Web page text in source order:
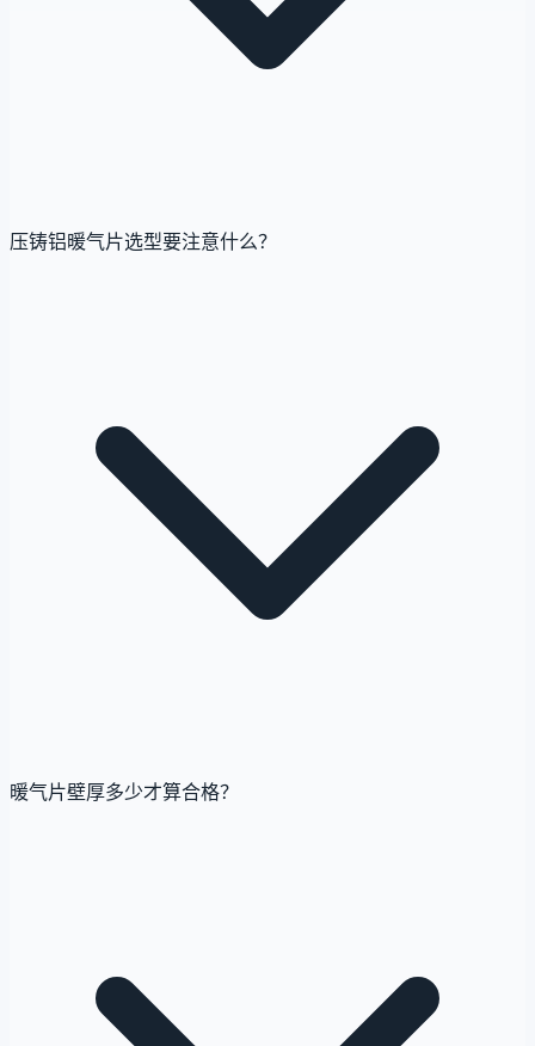
压铸铝暖气片选型要注意什么？
暖气片壁厚多少才算合格？